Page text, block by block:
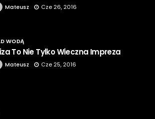
Mateusz Cze 26, 2016
WODĄ
To Nie Tylko Wieczna Impreza
Mateusz Cze 25, 2016